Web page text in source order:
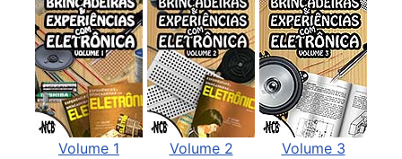
Volume 1 Volume 2 Volume 3